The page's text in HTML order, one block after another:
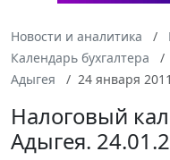
Новости и аналитика
Календарь бухгалтера
Адыгея
24 января 2011
Налоговый
Адыгея.